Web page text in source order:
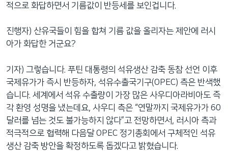
적으로 화답하면서 기름값이 반등세를 보인겁니다.
진행자) 산유국들이 힘을 합쳐 기름 값을 올리자는 제안에 러시
아가 화답한 거군요?
기자) 그렇습니다. 푸틴 대통령의 석유생산 감축 동참 선언 이후
국제유가가 즉시 반등하자, 석유수출국기구(OPEC) 측은 반색했
습니다. 세계에서 석유 수출량이 가장 많은 사우디아라비아도 즉
각 환영 성명을 냈는데요, 사우디 측은 “연말까지 국제유가가 60
달러를 넘는 것도 불가능하지 않다”고 전망하면서, 러시아 측과
적극적으로 협력해 다음달 OPEC 정기총회에서 구체적인 석유
생산 감축 방안을 확정하도록 돕겠다고 밝혔습니다.